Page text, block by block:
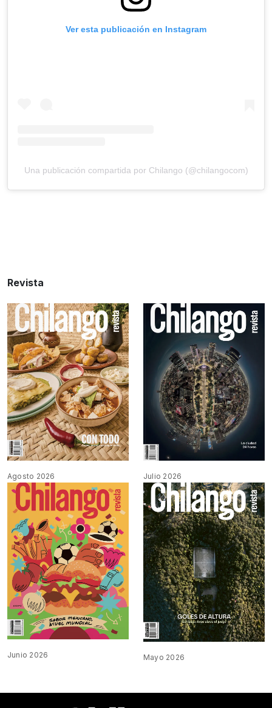
Ver esta publicación en Instagram
Una publicación compartida por Chilango (@chilangocom)
Revista
Agosto 2026 Julio 2026
Junio 2026 Mayo 2026